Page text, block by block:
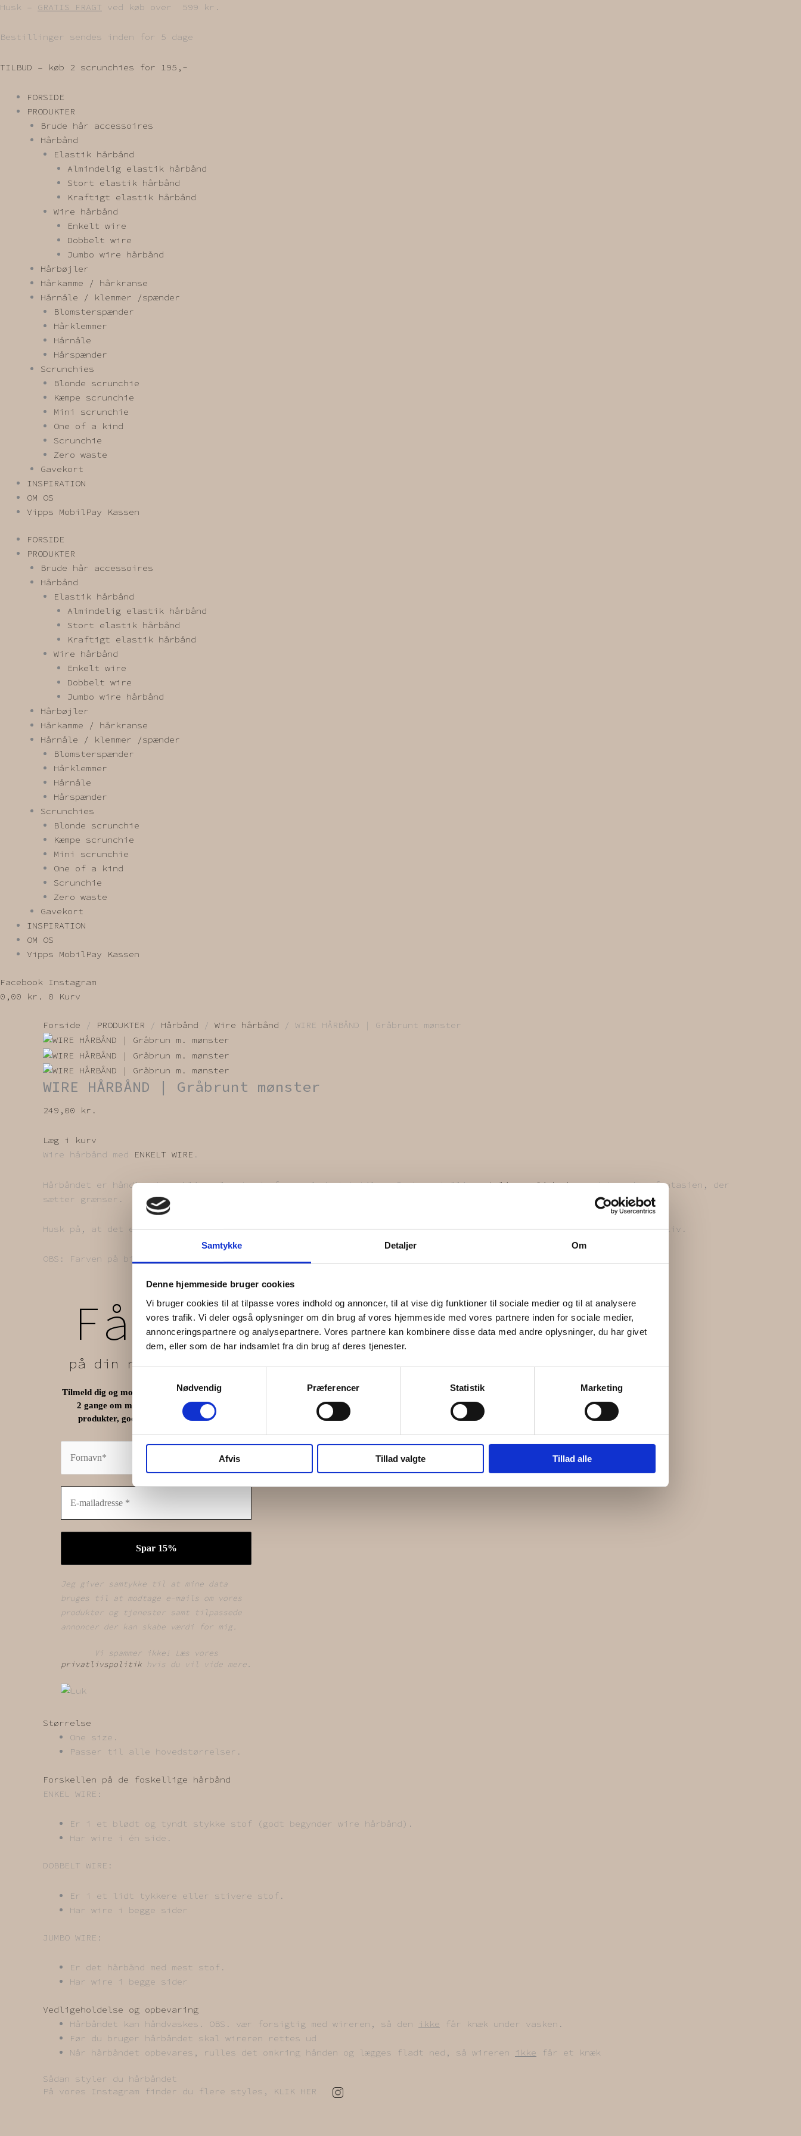
Samtykke Detaljer Om
Denne hjemmeside bruger cookies
Vi bruger cookies til at tilpasse vores indhold og annoncer, til at vise dig funktioner til sociale medier og til at analysere
vores trafik. Vi deler også oplysninger om din brug af vores hjemmeside med vores partnere inden for sociale medier,
annonceringspartnere og analysepartnere. Vores partnere kan kombinere disse data med andre oplysninger, du har givet
dem, eller som de har indsamlet fra din brug af deres tjenester.
Nødvendig
Præferencer Statistik Marketing
Afvis Tillad valgte Tillad alle
Gå
indholdet
Husk – GRATIS FRAGT ved køb over 599 kr.
Bestillinger sendes inden for 5 dage
TILBUD – køb 2 scrunchies for 195,-
FORSIDE
PRODUKTER
Brude hår accessoires
Hårbånd
Elastik hårbånd
Almindelig elastik hårbånd
Stort elastik hårbånd
Kraftigt elastik hårbånd
Wire hårbånd
Enkelt wire
Dobbelt wire
Jumbo wire hårbånd
Hårbøjler
Hårkamme / hårkranse
Hårnåle / klemmer /spænder
Blomsterspænder
Hårklemmer
Hårnåle
Hårspænder
Scrunchies
Blonde scrunchie
Kæmpe scrunchie
Mini scrunchie
One of a kind
Scrunchie
Zero waste
Gavekort
INSPIRATION
OM OS
Vipps MobilPay Kassen
FORSIDE
PRODUKTER
Brude hår accessoires
Hårbånd
Elastik hårbånd
Almindelig elastik hårbånd
Stort elastik hårbånd
Kraftigt elastik hårbånd
Wire hårbånd
Enkelt wire
Dobbelt wire
Jumbo wire hårbånd
Hårbøjler
Hårkamme / hårkranse
Hårnåle / klemmer /spænder
Blomsterspænder
Hårklemmer
Hårnåle
Hårspænder
Scrunchies
Blonde scrunchie
Kæmpe scrunchie
Mini scrunchie
One of a kind
Scrunchie
Zero waste
Gavekort
INSPIRATION
OM OS
Vipps MobilPay Kassen
Facebook Instagram
0,00
kr. 0 Kurv
Forside / PRODUKTER / Hårbånd / Wire hårbånd / WIRE HÅRBÅND | Gråbrunt mønster
WIRE HÅRBÅND | Gråbrunt mønster
249,00 kr.
Læg i kurv
Wire hårbånd med
ENKELT WIRE .
Hårbåndet er håndlavet og bliver lavet ud af upcyclede tekstiler. Du har utalligestyling muligheder– det er kun fantasien, der
sætter grænser.
Husk på, at det er genbrugstekstiler. Vi finder det charmerende, at du kan se, at tekstilerne har haft et tidligere liv.
OBS: Farven på billedet kan afvige lidt i forhold til farven i virkeligheden.
Få15%
på din næste ordre
Tilmeld dig og modtage vores nyhedsbrev (max.
2 gange om måneden) med vores seneste
produkter, gode tilbud og tips og tricks
Jeg giver samtykke til at mine data
bruges til at modtage e-mails om vores
produkter og tjenester samt tilpassede
annoncer der kan skabe værdi for mig.
Vi spammer ikke! Læs vores
privatlivspolitik hvis du vil vide mere.
Størrelse
One size.
Passer til alle hovedstørrelser.
Forskellen på de foskellige hårbånd
ENKEL WIRE:
Er i et blødt og tyndt stykke stof (godt begynder wire hårbånd).
Har wire i én side.
DOBBELT WIRE:
Er i et lidt tykkere eller stivere stof.
Har wire i begge sider
JUMBO WIRE:
Er det hårbånd med mest stof.
Har wire i begge sider
Vedligeholdelse og opbevaring
Hårbåndet kan håndvaskes. OBS. vær forsigtig med wireren, så den
ikke får knæk under vasken.
Før du bruger hårbåndet skal wireren rettes ud
Når hårbåndet opbevares, rulles det omkring hånden og lægges fladt ned, så wireren
ikke får et knæk
Sådan styler du hårbåndet
På vores Instagram finder du flere styles, KLIK HER